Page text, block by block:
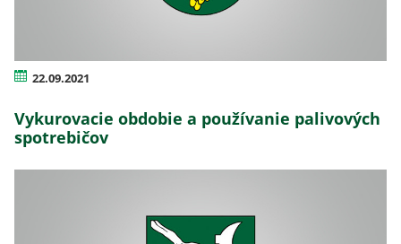
22.09.2021
Vykurovacie obdobie a používanie palivových
spotrebičov